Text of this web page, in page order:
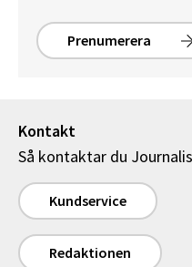
Prenumerera
Kontakt
Så kontaktar du
Kundservice
Redaktionen